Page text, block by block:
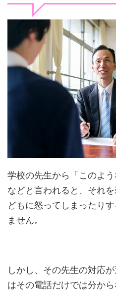
学校の先生から「このよう
などと言われると、それ
どもに怒ってしまったり
ません。
しかし、その先生の対応
はその電話だけでは分から